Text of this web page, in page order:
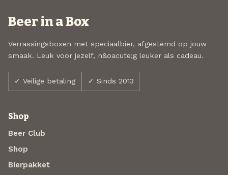
Beer in a Box
Verrassingsboxen met speciaalbier, afgestemd op jouw
smaak. Leuk voor jezelf, n&oacute;g leuker als cadeau.
✓ Veilige betaling ✓ Sinds 2013
Shop
Beer Club
Shop
Bierpakket